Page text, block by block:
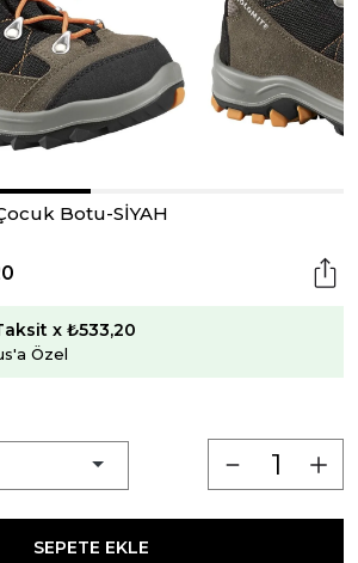
Botu-SİYAH
x ₺533,20
Özel
SEPETE EKLE